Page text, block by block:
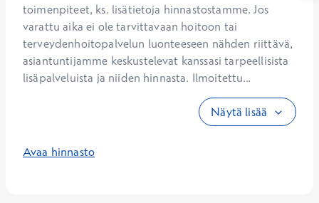
toimenpiteet, ks. lisätietoja hinnastostamme. Jos
varattu aika ei ole tarvittavaan hoitoon tai
terveydenhoitopalvelun luonteeseen nähden riittävä,
asiantuntijamme keskustelevat kanssasi tarpeellisista
lisäpalveluista ja niiden hinnasta. Ilmoitettu...
Näytä lisää
Avaa hinnasto